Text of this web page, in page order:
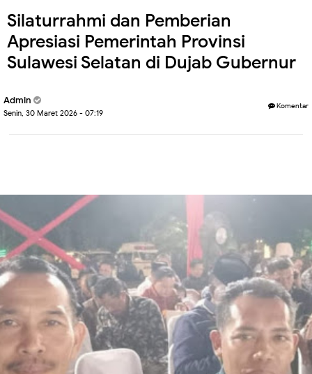
Silaturrahmi dan Pemberian
Apresiasi Pemerintah Provinsi
Sulawesi Selatan di Dujab Gubernur
Admin
Senin, 30 Maret 2026 - 07:19
Komentar